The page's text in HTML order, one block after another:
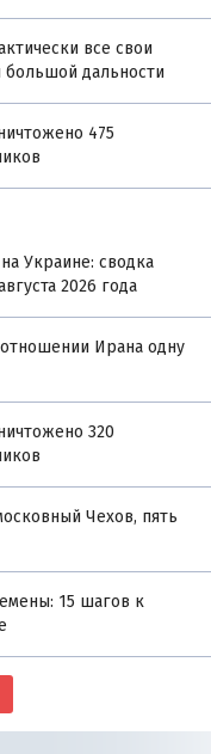
все свои
дальности
475
Украине: сводка
2026 года
Ирана одну
320
Чехов, пять
15 шагов к